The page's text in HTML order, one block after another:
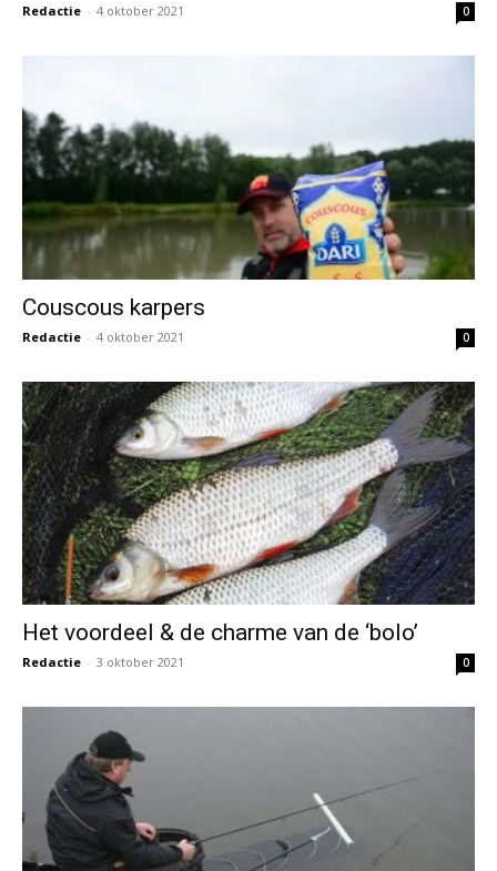
Redactie - 4 oktober 2021 0
Couscous karpers
Redactie - 4 oktober 2021 0
Het voordeel & de charme van de ‘bolo’
Redactie - 3 oktober 2021 0